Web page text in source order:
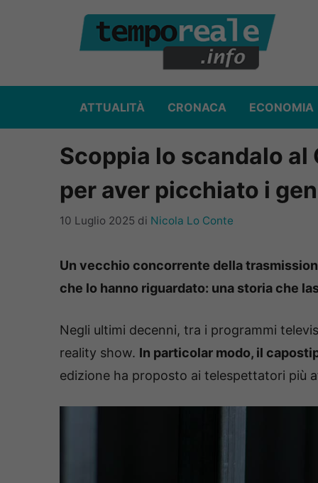
ATTUALITÀ CRONACA ECONOMIA
Scoppia lo scandalo al
per aver picchiato i
10 Luglio 2025 di Nicola Lo Conte
Un vecchio concorrente della
che lo hanno riguardato: una storia che
Negli ultimi decenni, tra i programmi
reality show. In particolar modo, il
edizione ha proposto ai telespettatori più